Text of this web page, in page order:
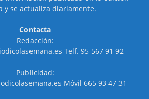
y se actualiza diariamente.
Contacta
Redacción:
Telf. 95 567 91 92
Publicidad:
Móvil 665 93 47 31